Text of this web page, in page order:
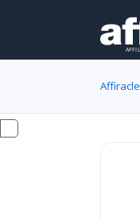
Affiracle